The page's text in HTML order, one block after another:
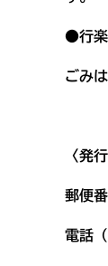
●行楽
ごみ
〈発行
郵便
電話